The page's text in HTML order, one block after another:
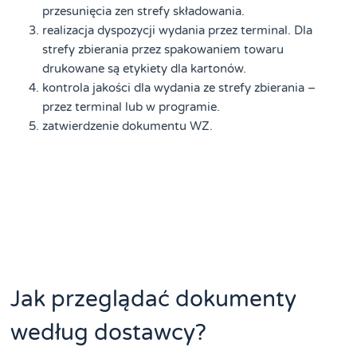
przesunięcia zen strefy składowania.
realizacja dyspozycji wydania przez terminal. Dla
strefy zbierania przez spakowaniem towaru
drukowane są etykiety dla kartonów.
kontrola jakości dla wydania ze strefy zbierania –
przez terminal lub w programie.
zatwierdzenie dokumentu WZ.
Jak przeglądać dokumenty
według dostawcy?